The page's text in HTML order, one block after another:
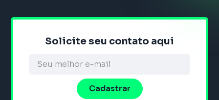
Solicite seu contato aqui